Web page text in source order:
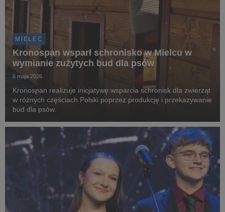
MIELEC
Kronospan wsparł schronisko w Mielcu w
wymianie zużytych bud dla psów
6 maja 2026
Kronospan realizuje inicjatywę wsparcia schronisk dla zwierząt
w różnych częściach Polski poprzez produkcję i przekazywanie
bud dla psów.